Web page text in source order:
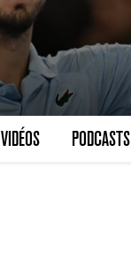
VIDÉOS PODCASTS